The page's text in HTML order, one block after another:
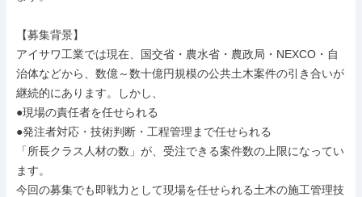
【募集背景】
アイサワ工業では現在、国交省・農水省・農政局・NEXCO・自
治体などから、数億～数十億円規模の公共土木案件の引き合いが
継続的にあります。しかし、
●現場の責任者を任せられる
●発注者対応・技術判断・工程管理まで任せられる
「所長クラス人材の数」が、受注できる案件数の上限になってい
ます。
今回の募集でも即戦力として現場を任せられる土木の施工管理技